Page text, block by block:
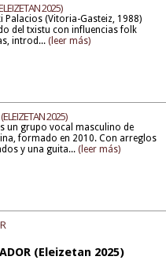
2025)
Palacios (Vitoria-Gasteiz, 1988)
del txistu con influencias folk
introd...(leer más)
2025)
un grupo vocal masculino de
formado en 2010. Con arreglos
y una guita...(leer más)
(Eleizetan 2025)